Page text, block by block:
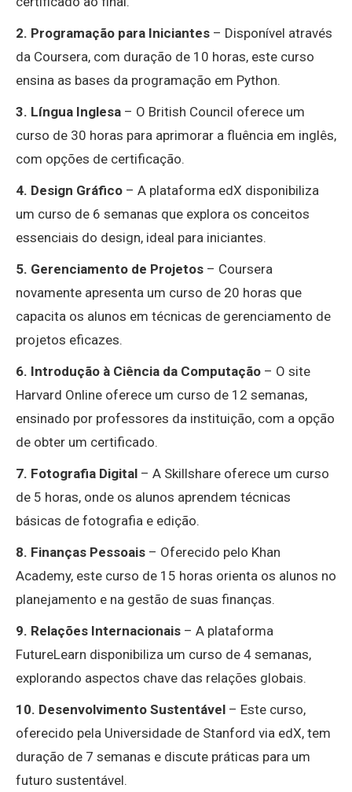
2. Programação para Iniciantes – Disponível através
da Coursera, com duração de 10 horas, este curso
ensina as bases da programação em Python.
3. Língua Inglesa – O British Council oferece um
curso de 30 horas para aprimorar a fluência em inglês,
com opções de certificação.
4. Design Gráfico – A plataforma edX disponibiliza
um curso de 6 semanas que explora os conceitos
essenciais do design, ideal para iniciantes.
5. Gerenciamento de Projetos – Coursera
novamente apresenta um curso de 20 horas que
capacita os alunos em técnicas de gerenciamento de
projetos eficazes.
6. Introdução à Ciência da Computação – O site
Harvard Online oferece um curso de 12 semanas,
ensinado por professores da instituição, com a opção
de obter um certificado.
7. Fotografia Digital – A Skillshare oferece um curso
de 5 horas, onde os alunos aprendem técnicas
básicas de fotografia e edição.
8. Finanças Pessoais – Oferecido pelo Khan
Academy, este curso de 15 horas orienta os alunos no
planejamento e na gestão de suas finanças.
9. Relações Internacionais – A plataforma
FutureLearn disponibiliza um curso de 4 semanas,
explorando aspectos chave das relações globais.
10. Desenvolvimento Sustentável – Este curso,
oferecido pela Universidade de Stanford via edX, tem
duração de 7 semanas e discute práticas para um
futuro sustentável.